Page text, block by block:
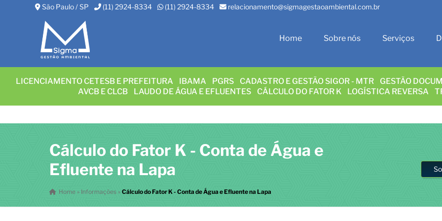
São Paulo / SP (11) 2924-8334 (11) 2924-8334 relacionamento@sigmagestaoambiental.com.br
Home Sobre nós Serviços
LICENCIAMENTO CETESB E PREFEITURA IBAMA PGRS CADASTRO E GESTÃO SIGOR - MTR
GESTÃO
AVCB E CLCB
LAUDO DE ÁGUA E EFLUENTES CÁLCULO DO FATOR K LOGÍSTICA REVERSA
Cálculo do Fator K - Conta de Água e
Efluente na Lapa
Home » Informações »Cálculo do Fator K - Conta de Água e Efluente na Lapa